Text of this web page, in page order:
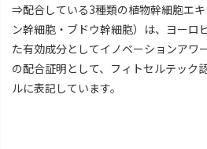
⇒配合している3種類の植物幹細胞エ
ン幹細胞・ブドウ幹細胞）は、ヨーロ
た有効成分としてイノベーションアワ
の配合証明として、フィトセルテック
ルに表記しています。